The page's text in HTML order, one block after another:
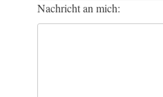
Nachricht an mich: